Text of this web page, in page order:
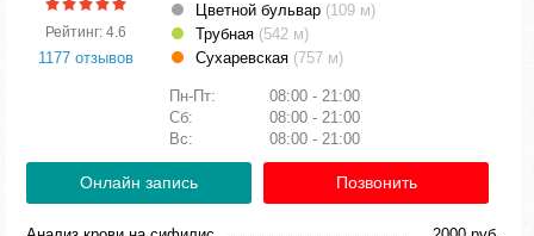
Рейтинг: 4.6
1177 отзывов
Цветной бульвар (109 м)
Трубная (542 м)
Сухаревская (757 м)
Пн-Пт:
08:00 - 21:00
Сб:
08:00 - 21:00
Вс:
08:00 - 21:00
Онлайн запись Позвонить